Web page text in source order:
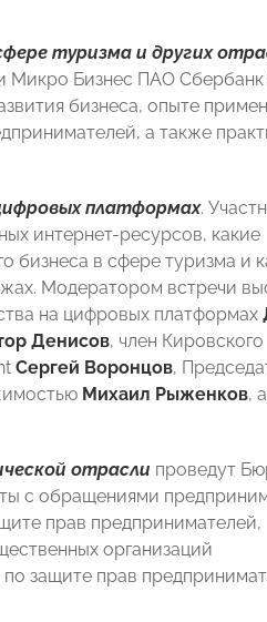
туризма и других
Микро Бизнес ПАО Сбербанк
бизнеса, опыте
а также
платформах.
интернет-ресурсов, какие
бизнеса в сфере туризма и
Модератором встречи
на цифровых платформах
Денисов, член Кировского
Сергей Воронцов,
Михаил Рыженков,
отрасли проведут
с обращениями
прав предпринимателей,
организаций
защите прав